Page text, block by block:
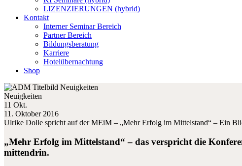
LIZENZIERUNGEN (hybrid)
Kontakt
Interner Seminar Bereich
Partner Bereich
Bildungsberatung
Karriere
Hotelübernachtung
Shop
Neuigkeiten
11 Okt.
11. Oktober 2016
Ulrike Dolle spricht auf der MEiM – „Mehr Erfolg im Mittelstand“ – Ein
„Mehr Erfolg im Mittelstand“ – das verspricht die
mittendrin.